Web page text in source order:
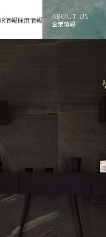
IR情報採用情報 ABOUT US
企業情報